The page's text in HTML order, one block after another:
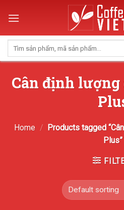
Cân định
Home / Products tagged
Plus”